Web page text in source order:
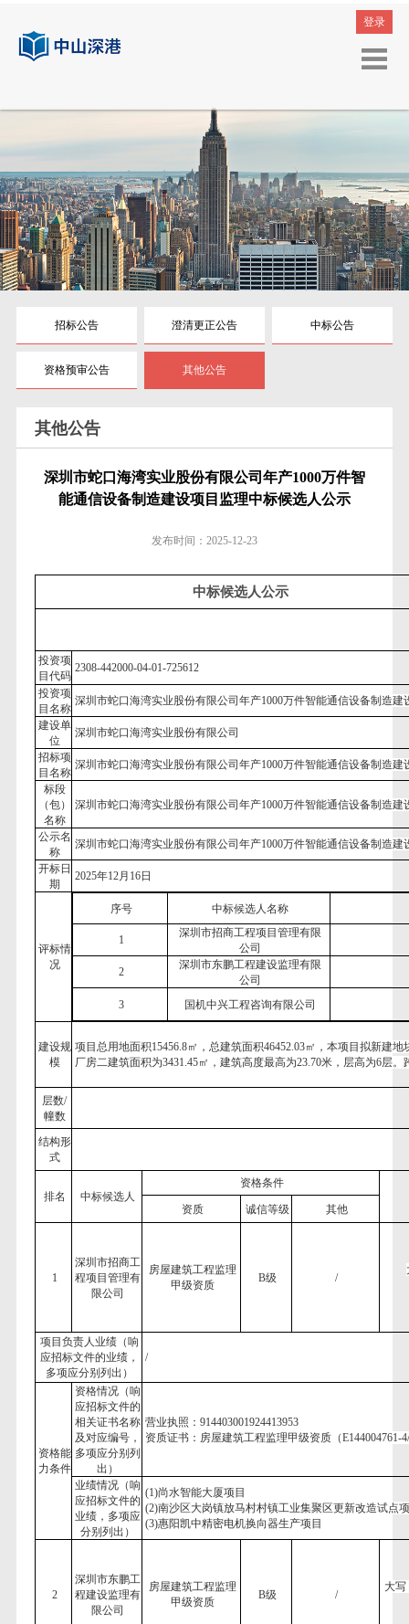
登录
招标公告 澄清更正公告 中标公告
资格预审公告 其他公告
其他公告
深圳市蛇口海湾实业股份有限公司年产1000万件智
能通信设备制造建设项目监理中标候选人公示
发布时间： 2025-12-23
中标候选人公示
投资项
目代码
2308-442000-04-01-725612
投资项
目名称
深圳市蛇口海湾实业股份有限公司年产1000万件智能通信设备制造建
建设单
位
深圳市蛇口海湾实业股份有限公司
招标项
目名称
深圳市蛇口海湾实业股份有限公司年产1000万件智能通信设备制造建
标段
（包）
名称
深圳市蛇口海湾实业股份有限公司年产1000万件智能通信设备制造建
公示名
称
深圳市蛇口海湾实业股份有限公司年产1000万件智能通信设备制造建
开标日
期
2025年12月 16日
评标情
况
序号 中标候选人名称
1
深圳市招商工程项目管理有限
公司
2
深圳市东鹏工程建设监理有限
公司
3
国机中兴工程咨询有限公司
建设规
模
项目总用地面积15456.8㎡，总建筑面积46452.03㎡，本项目拟新建
厂房二建筑面积为3431.45㎡，建筑高度最高为23.70米，层高为6层
层数/
幢数
结构形
式
排名 中标候选人
资格条件
资质 诚信等级 其他
1
深圳市招商工
程项目管理有
限公司
房屋建筑工程监理
甲级资质
B级 /
项目负责人业绩（响
应招标文件的业绩，
多项应分别列出）
/
资格能
力条件
资格情况（响
应招标文件的
相关证书名称
及对应编号，
多项应分别列
出）
营业执照： 914403001924413953
资质证书：房屋建筑工程监理甲级资质（E144004761-
业绩情况（响
应招标文件的
业绩，多项应
分别列出）
(1)尚水智能大厦项目
(2)南沙区大岗镇放马村村镇工业集聚区更新改造试点
(3)惠阳凯中精密电机换向器生产项目
2
深圳市东鹏工
程建设监理有
限公司
房屋建筑工程监理
甲级资质
B级 /
大写